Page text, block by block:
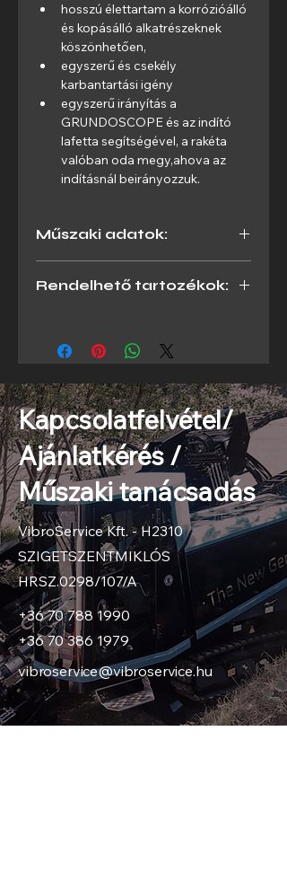
hosszú élettartam a korrózióálló
és kopásálló alkatrészeknek
köszönhetően,
egyszerű és csekély
karbantartási igény
egyszerű irányítás a
GRUNDOSCOPE és az indító
lafetta segítségével, a rakéta
valóban oda megy,ahova az
indításnál beirányozzuk.
Műszaki adatok:
Hossz: 1751mm
Szervós verzió: elérhető
Súly: 96kg
Rendelhető tartozékok:
Légtömlő
Indító állvány
Olajzó egység vagy szervós
vezérlő egység
Azonnali csőbehúzó adapter
Szerszám kulcsok
GRUNDOIL légrésolaj
Kapcsolatfelvétel/
Ajánlatkérés /
Műszaki tanácsadás
VibroService Kft. - H2310
SZIGETSZENTMIKLÓS
HRSZ.0298/107/A
+36 70 788 1990
+36 70 386 1979
vibroservice@vibroservice.hu